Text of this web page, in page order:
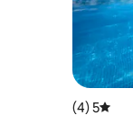
דירוג ממוצע של 5 מתוך 5, 4 ביקורות
5 (4)